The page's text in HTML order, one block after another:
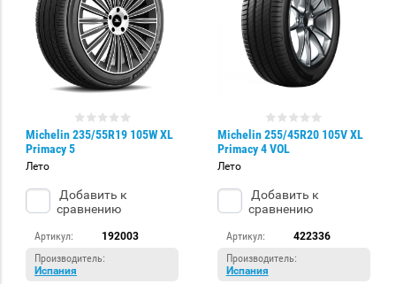
Michelin 235/55R19 105W XL
Primacy 5
Лето
Добавить к
сравнению
Артикул:
192003
Производитель:
Испания
Michelin 255/45R20 105V XL
Primacy 4 VOL
Лето
Добавить к
сравнению
Артикул:
422336
Производитель:
Испания